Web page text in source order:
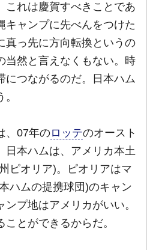
これは慶賀すべきことであ
キャンプに先べんをつけた
真っ先に方向転換というの
当然と言えなくもない。時
につながるのだ。日本ハム
、07年のロッテのオースト
日本ハムは、アメリカ本土
ピオリア)。ピオリアはマ
ハムの提携球団)のキャン
プ地はアメリカがいい。
とができるからだ。